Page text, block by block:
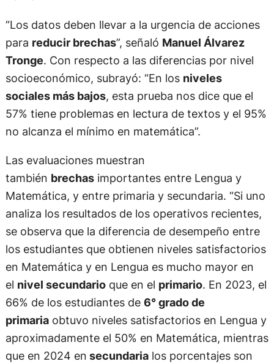
“Los datos deben llevar a la urgencia de acciones
para reducir brechas”, señaló Manuel Álvarez
Tronge. Con respecto a las diferencias por nivel
socioeconómico, subrayó: “En los niveles
sociales más bajos, esta prueba nos dice que el
57% tiene problemas en lectura de textos y el 95%
no alcanza el mínimo en matemática”.
Las evaluaciones muestran
también brechasimportantes entre Lengua y
Matemática, y entre primaria y secundaria. “Si uno
analiza los resultados de los operativos recientes,
se observa que la diferencia de desempeño entre
los estudiantes que obtienen niveles satisfactorios
en Matemática y en Lengua es mucho mayor en
el nivel secundarioque en el primario. En 2023, el
66% de los estudiantes de 6° grado de
primariaobtuvo niveles satisfactorios en Lengua y
aproximadamente el 50% en Matemática, mientras
que en 2024 en secundarialos porcentajes son